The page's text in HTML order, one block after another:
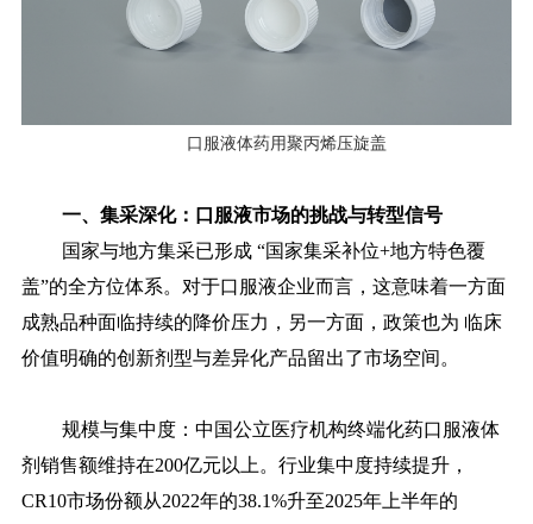
口服液体药用聚丙烯压旋盖
一、 集采深化：口服液市场的挑战与转型信号
国家与地方集采已形成 “国家集采补位+地方特色覆
盖”的全方位体系。对于口服液企业而言，这意味着一方面
成熟品种面临持续的降价压力，另一方面，政策也为 临床
价值明确的创新剂型与差异化产品留出了市场空间。
规模与集中度：中国公立医疗机构终端化药口服液体
剂销售额维持在200亿元以上。行业集中度持续提升，
CR10市场份额从2022年的38.1%升至2025年上半年的